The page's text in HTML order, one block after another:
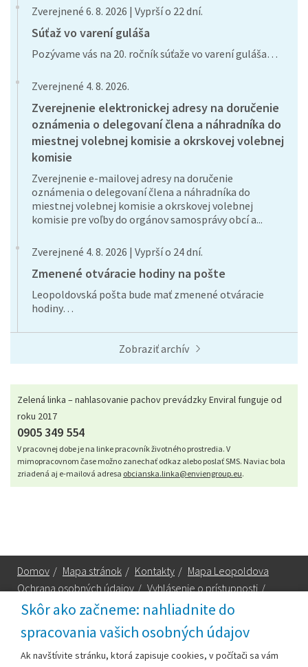
Skôr ako začneme: nahliadnite do
spracovania vašich osobných údajov
Ak navštívite stránku, ktorá zapisuje cookies, v počítači sa vám
Zverejnené 6. 8. 2026 | Vyprší o 22 dní.
Súťaž vo varení guláša
Pozývame vás na 20. ročník súťaže vo varení guláša…
Zverejnené 4. 8. 2026.
Zverejnenie elektronickej adresy na doručenie
oznámenia o delegovaní člena a náhradníka do
miestnej volebnej komisie a okrskovej volebnej
komisie
Zverejnenie e-mailovej adresy na doručenie
oznámenia o delegovaní člena a náhradníka do
miestnej volebnej komisie a okrskovej volebnej
komisie pre voľby do orgánov samosprávy obcí a...
Zverejnené 4. 8. 2026 | Vyprší o 24 dní.
Zmenené otváracie hodiny na pošte
Leopoldovská pošta bude mať zmenené otváracie
hodiny…
Zobraziť archív
Zelená linka – nahlasovanie pachov prevádzky Enviral funguje od
roku 2017
0905 349 554
V pracovnej dobe je na linke pracovník životného prostredia. V
mimopracovnom čase možno zanechať odkaz alebo poslať SMS. Naviac bola
zriadená aj e-mailová adresa obcianska.linka@enviengroup.eu.
Domov / Mapa stránok / Kontakty / Mapa Leopoldova
Ochrana osobných údajov / Vyhlásenie o prístupnosti /
Technická podpora